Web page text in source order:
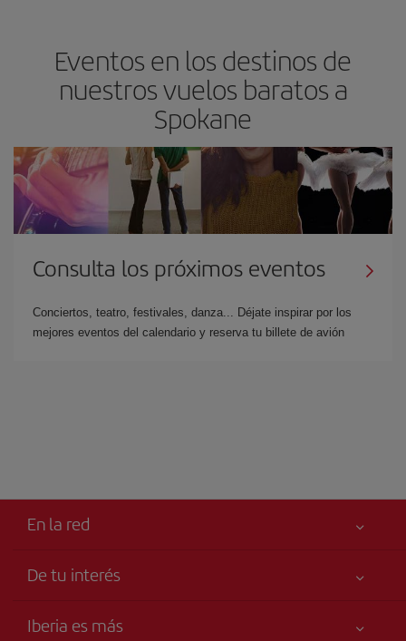
Eventos en los destinos de
nuestros vuelos baratos a
Spokane
Consulta los próximos eventos
Conciertos, teatro, festivales, danza... Déjate inspirar por los
mejores eventos del calendario y reserva tu billete de avión
En la red
De tu interés
Accesibilidad
Iberia es más